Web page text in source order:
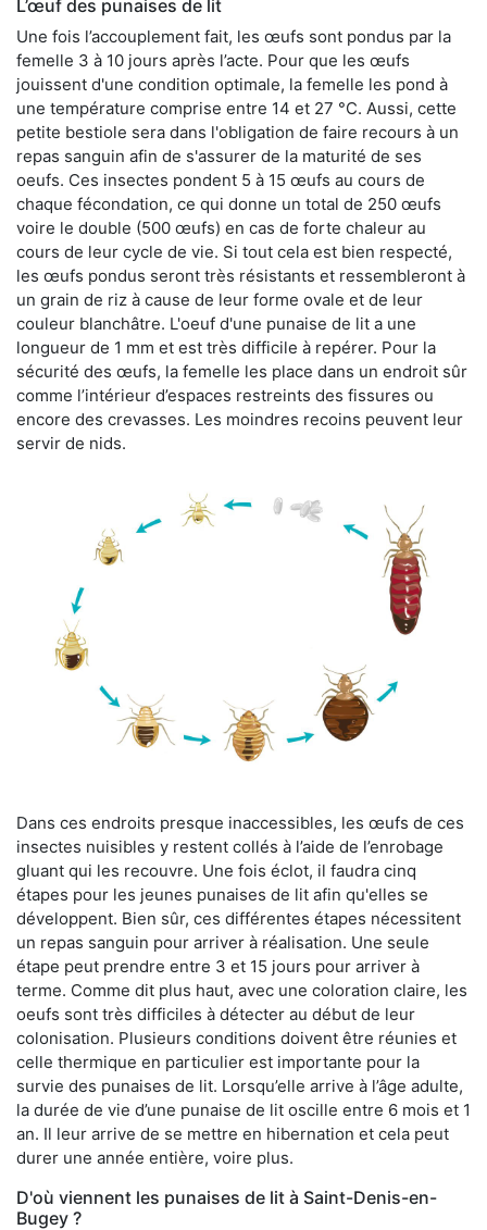
L’œuf des punaises de lit
Une fois l’accouplement fait, les œufs sont pondus par la
femelle 3 à 10 jours après l’acte. Pour que les œufs
jouissent d'une condition optimale, la femelle les pond à
une température comprise entre 14 et 27 °C. Aussi, cette
petite bestiole sera dans l'obligation de faire recours à un
repas sanguin afin de s'assurer de la maturité de ses
oeufs. Ces insectes pondent 5 à 15 œufs au cours de
chaque fécondation, ce qui donne un total de 250 œufs
voire le double (500 œufs) en cas de forte chaleur au
cours de leur cycle de vie. Si tout cela est bien respecté,
les œufs pondus seront très résistants et ressembleront à
un grain de riz à cause de leur forme ovale et de leur
couleur blanchâtre. L'oeuf d'une punaise de lit a une
longueur de 1 mm et est très difficile à repérer. Pour la
sécurité des œufs, la femelle les place dans un endroit sûr
comme l’intérieur d’espaces restreints des fissures ou
encore des crevasses. Les moindres recoins peuvent leur
servir de nids.
Dans ces endroits presque inaccessibles, les œufs de ces
insectes nuisibles y restent collés à l’aide de l’enrobage
gluant qui les recouvre. Une fois éclot, il faudra cinq
étapes pour les jeunes punaises de lit afin qu'elles se
développent. Bien sûr, ces différentes étapes nécessitent
un repas sanguin pour arriver à réalisation. Une seule
étape peut prendre entre 3 et 15 jours pour arriver à
terme. Comme dit plus haut, avec une coloration claire, les
oeufs sont très difficiles à détecter au début de leur
colonisation. Plusieurs conditions doivent être réunies et
celle thermique en particulier est importante pour la
survie des punaises de lit. Lorsqu’elle arrive à l’âge adulte,
la durée de vie d’une punaise de lit oscille entre 6 mois et 1
an. Il leur arrive de se mettre en hibernation et cela peut
durer une année entière, voire plus.
D'où viennent les punaises de lit à Saint-Denis-en-
Bugey ?